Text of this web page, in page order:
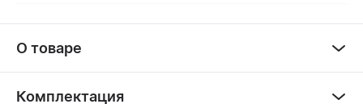
О товаре
Комплектация